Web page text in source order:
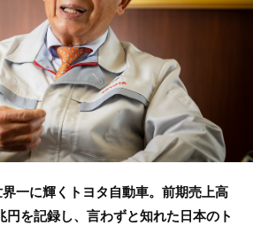
一に輝くトヨタ自動車。前期売上高
を記録し、言わずと知れた日本のト